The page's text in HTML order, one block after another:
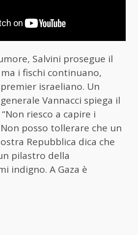
Salvini prosegue il
i fischi continuano,
israeliano. Un
Vannacci spiega il
riesco a capire i
posso tollerare che un
Repubblica dica che
pilastro della
indigno. A Gaza è